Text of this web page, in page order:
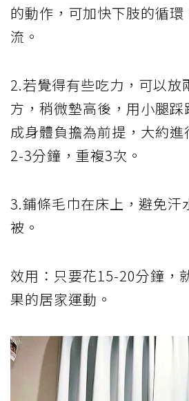
的動作，可加快下肢的循環
流。
2.若覺得有些吃力，可以放
方，稍微墊高後，用小腿
成身體負擔為前提，大約
2-3分鐘，重複3次。
3.鋪條毛巾在床上，避免汗
被。
效用：只要花15-20分鐘，
果的居家運動。